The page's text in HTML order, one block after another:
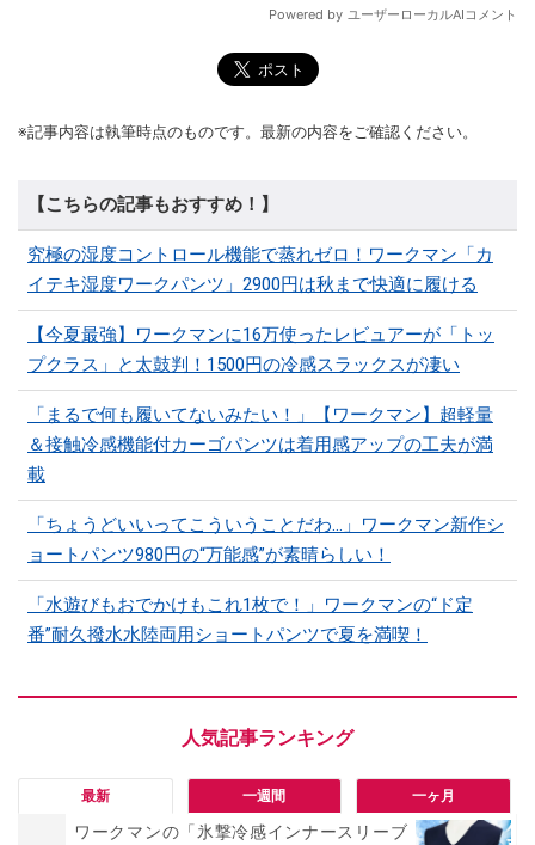
※記事内容は執筆時点のものです。最新の内容をご確認ください。
【こちらの記事もおすすめ！】
究極の湿度コントロール機能で蒸れゼロ！ワークマン「カ
イテキ湿度ワークパンツ」2900円は秋まで快適に履ける
【今夏最強】ワークマンに16万使ったレビュアーが「トッ
プクラス」と太鼓判！1500円の冷感スラックスが凄い
「まるで何も履いてないみたい！」【ワークマン】超軽量
＆接触冷感機能付カーゴパンツは着用感アップの工夫が満
載
「ちょうどいいってこういうことだわ...」ワークマン新作シ
ョートパンツ980円の“万能感”が素晴らしい！
「水遊びもおでかけもこれ1枚で！」ワークマンの“ド定
番”耐久撥水水陸両用ショートパンツで夏を満喫！
最新 一週間 一ヶ月
ワークマンの「氷撃冷感インナースリーブ